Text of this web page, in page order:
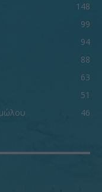
148
99
94
88
63
51
46